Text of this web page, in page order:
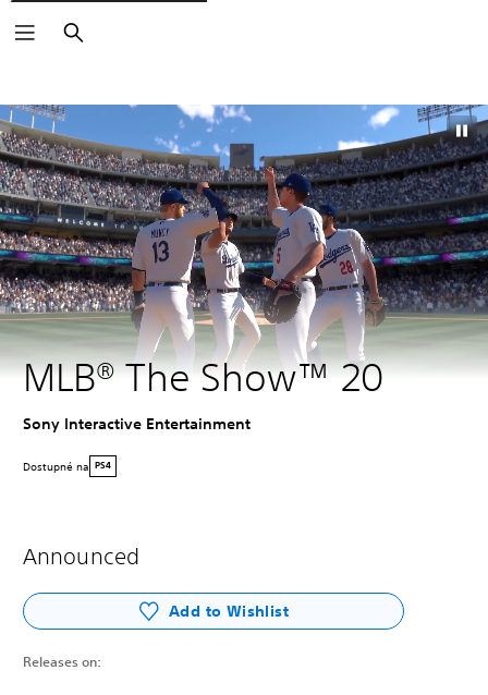
Vyhľadať
MLB® The Show™ 20
Sony Interactive Entertainment
Dostupné na PS4
Announced
Add to Wishlist
Releases on: